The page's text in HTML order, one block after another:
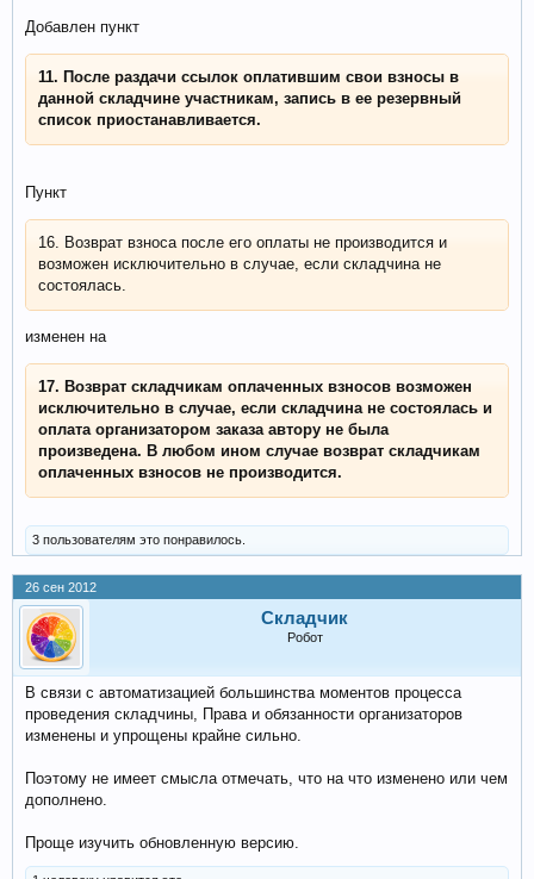
Добавлен пункт
11. После раздачи ссылок оплатившим свои взносы в
данной складчине участникам, запись в ее резервный
список приостанавливается.
Пункт
16. Возврат взноса после его оплаты не производится и
возможен исключительно в случае, если складчина не
состоялась.
изменен на
17. Возврат складчикам оплаченных взносов возможен
исключительно в случае, если складчина не состоялась и
оплата организатором заказа автору не была
произведена. В любом ином случае возврат складчикам
оплаченных взносов не производится.
3 пользователям это понравилось.
26 сен 2012
Складчик
Робот
В связи с автоматизацией большинства моментов процесса
проведения складчины, Права и обязанности организаторов
изменены и упрощены крайне сильно.
Поэтому не имеет смысла отмечать, что на что изменено или чем
дополнено.
Проще изучить обновленную версию.